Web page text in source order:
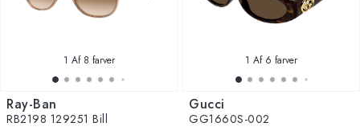
1 Af 8 farver
Ray-Ban
RB2198 129251 Bill
1 Af 6 farver
Gucci
GG1660S-002